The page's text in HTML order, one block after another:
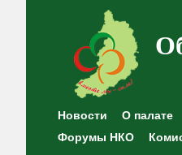
Новости О палате
Форумы НКО